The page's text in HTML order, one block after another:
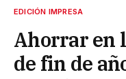
EDICIÓN IMPRESA
Ahorrar en
de fin de